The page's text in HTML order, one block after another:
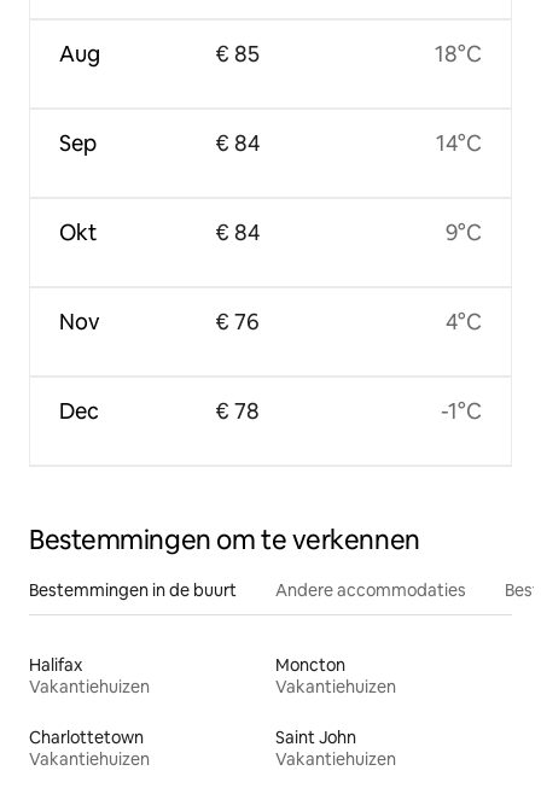
Aug
Sep
Okt
Nov
Dec
€ 85
€ 84
€ 84
€ 76
€ 78
18°C
14°C
9°C
4°C
-1°C
Bestemmingen om te verkennen
Bestemmingen in de buurt Andere accommodaties
Halifax
Vakantiehuizen
Moncton
Vakantiehuizen
Charlottetown
Vakantiehuizen
Saint John
Vakantiehuizen